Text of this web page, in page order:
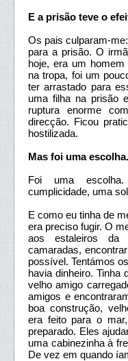
E a prisão teve o
Os pais culparam-
para a prisão. O
hoje, era um
na tropa, foi um
ter arrastado para
uma filha na prisão
ruptura enorme
direcção. Ficou
hostilizada.
Mas foi uma escolha.
Foi uma
cumplicidade, uma
E como eu tinha de
era preciso fugir. O
aos estaleiros da
camaradas,
possível. Tentámos
havia dinheiro. Tinha
velho amigo
amigos e
boa construção,
era feito para o
preparado. Eles
uma cabinezinha à
De vez em quando